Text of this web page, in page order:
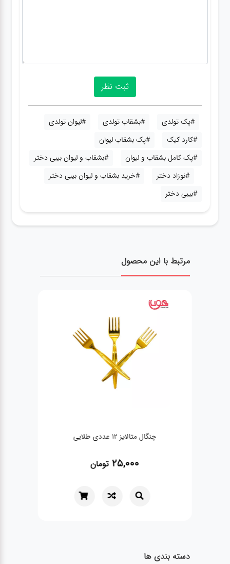
#پک تولدی #بشقاب تولدی
#لیوان تولدی
#کارد کیک
#پک بشقاب لیوان
#پک کامل بشقاب و لیوان
#بشقاب و لیوان بیبی دختر
#نوزاد دختر
#خرید بشقاب و لیوان بیبی دختر
#بیبی دختر
مرتبط با این محصول
چنگال متالایز 12 عددی طلایی
25,000 تومان
دسته بندی ها